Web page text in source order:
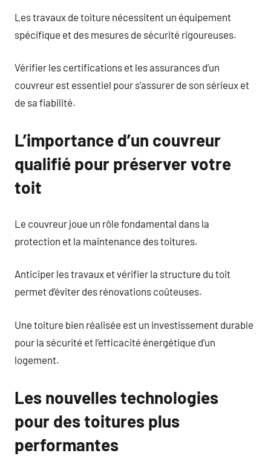
Les travaux de toiture nécessitent un équipement
spécifique et des mesures de sécurité rigoureuses.
Vérifier les certifications et les assurances d’un
couvreur est essentiel pour s’assurer de son sérieux et
de sa fiabilité.
L’importance d’un couvreur
qualifié pour préserver votre
toit
Le couvreur joue un rôle fondamental dans la
protection et la maintenance des toitures.
Anticiper les travaux et vérifier la structure du toit
permet d’éviter des rénovations coûteuses.
Une toiture bien réalisée est un investissement durable
pour la sécurité et l’efficacité énergétique d’un
logement.
Les nouvelles technologies
pour des toitures plus
performantes